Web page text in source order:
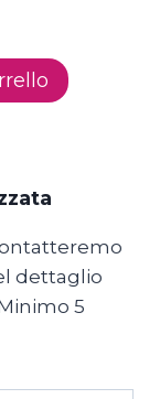
dettaglio
5